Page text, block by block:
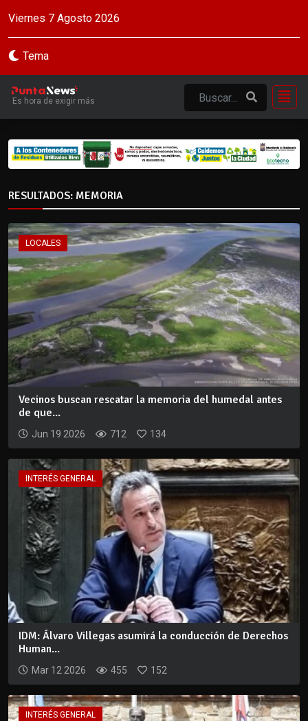
Viernes 7 Agosto 2026
Tema
Es hora de exigir más
RESULTADOS: MEMORIA
LOCALES
Vecinos buscan rescatar la memoria del humedal antes
de que...
Jun 19 2026 712 134
INTERÉS GENERAL
IDM: Álvaro Villegas asumirá la conducción de Derechos
Human...
Mar 12 2026 455 152
INTERÉS GENERAL